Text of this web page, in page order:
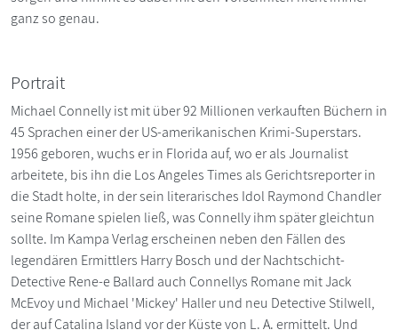
ganz so genau.
Portrait
Michael Connelly ist mit über 92 Millionen verkauften Büchern in
45 Sprachen einer der US-amerikanischen Krimi-Superstars.
1956 geboren, wuchs er in Florida auf, wo er als Journalist
arbeitete, bis ihn die Los Angeles Times als Gerichtsreporter in
die Stadt holte, in der sein literarisches Idol Raymond Chandler
seine Romane spielen ließ, was Connelly ihm später gleichtun
sollte. Im Kampa Verlag erscheinen neben den Fällen des
legendären Ermittlers Harry Bosch und der Nachtschicht-
Detective Rene-e Ballard auch Connellys Romane mit Jack
McEvoy und Michael 'Mickey' Haller und neu Detective Stilwell,
der auf Catalina Island vor der Küste von L. A. ermittelt. Und